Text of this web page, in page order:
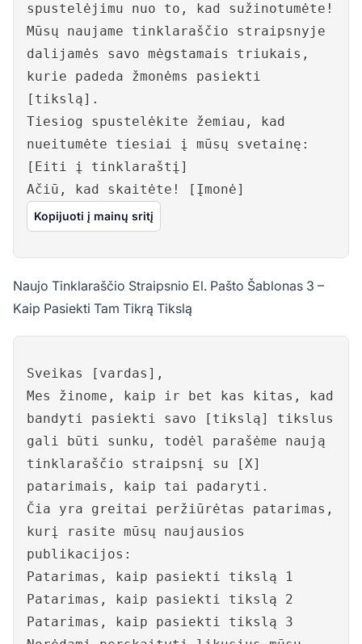
spustelėjimu nuo to, kad sužinotumėte!
Mūsų naujame tinklaraščio straipsnyje
dalijamės savo mėgstamais triukais,
kurie padeda žmonėms pasiekti
[tikslą].
Tiesiog spustelėkite žemiau, kad
nueitumėte tiesiai į mūsų svetainę:
[Eiti į tinklaraštį]
Ačiū, kad skaitėte! [Įmonė]
Kopijuoti į mainų sritį
Naujo Tinklaraščio Straipsnio El. Pašto Šablonas 3 –
Kaip Pasiekti Tam Tikrą Tikslą
Sveikas [vardas],
Mes žinome, kaip ir bet kas kitas, kad
bandyti pasiekti savo [tikslą] tikslus
gali būti sunku, todėl parašėme naują
tinklaraščio straipsnį su [X]
patarimais, kaip tai padaryti.
Čia yra greitai peržiūrėtas patarimas,
kurį rasite mūsų naujausios
publikacijos:
Patarimas, kaip pasiekti tikslą 1
Patarimas, kaip pasiekti tikslą 2
Patarimas, kaip pasiekti tikslą 3